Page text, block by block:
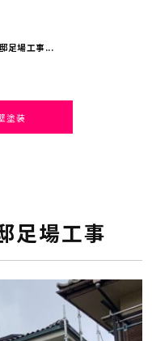
足場工事...
塗装
足場工事